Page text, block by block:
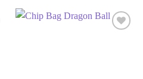
5